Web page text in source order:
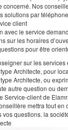
concerné. Nos
solutions par
client
avec le service
sur les horaires
pour être
sur les
Architecte, pour
Architecte, ou
autre question ou
Service-client de
mettra tout
vos questions. la